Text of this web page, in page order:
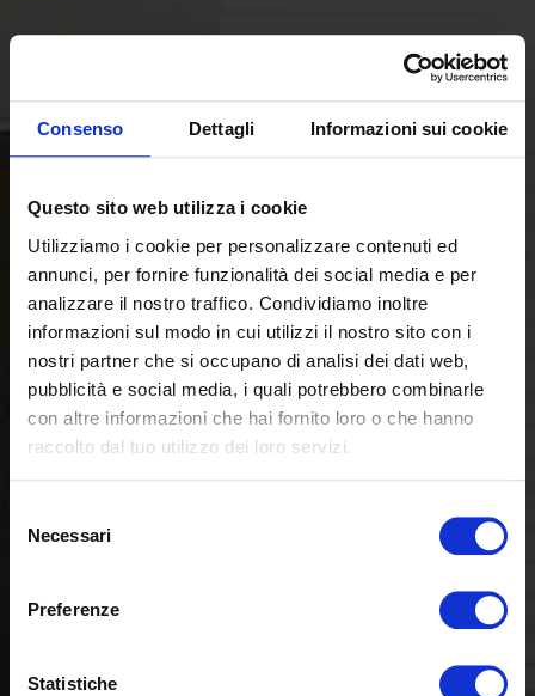
Consenso Dettagli Informazioni sui cookie
Questo sito web utilizza i cookie
Utilizziamo i cookie per personalizzare contenuti ed
annunci, per fornire funzionalità dei social media e per
analizzare il nostro traffico. Condividiamo inoltre
informazioni sul modo in cui utilizzi il nostro sito con i
nostri partner che si occupano di analisi dei dati web,
pubblicità e social media, i quali potrebbero combinarle
con altre informazioni che hai fornito loro o che hanno
raccolto dal tuo utilizzo dei loro servizi.
delNecessari
Preferenze
Statistiche